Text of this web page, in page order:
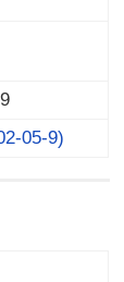
05-9)